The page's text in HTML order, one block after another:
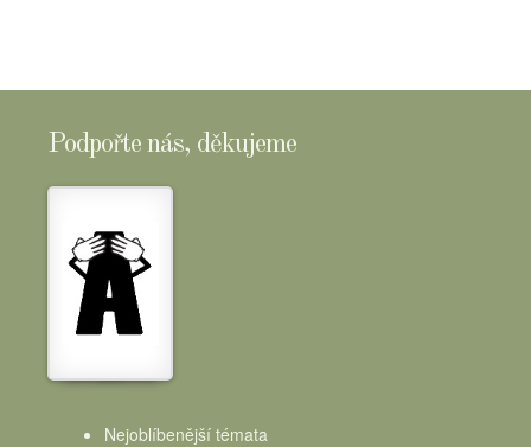
Podpořte nás, děkujeme
Nejoblíbenější témata